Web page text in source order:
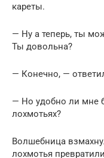
кареты.
— Ну а теперь, ты
Ты довольна?
— Конечно, —
— Но удобно ли мне
лохмотьях?
Волшебница
лохмотья